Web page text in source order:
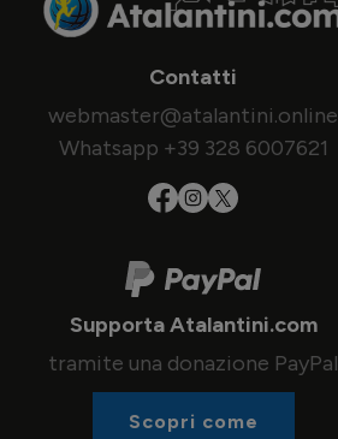
Contatti
webmaster@atalantini.online
Whatsapp +39 328 6007621
Supporta Atalantini.com
tramite una donazione PayPal
Scopri come